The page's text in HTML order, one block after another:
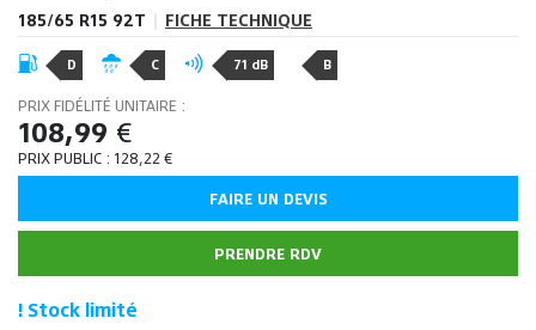
185/65 R15 92T FICHE TECHNIQUE
D C 71 dB B
PRIX FIDÉLITÉ UNITAIRE :
108,99 €
PRIX PUBLIC : 128,22€
FAIRE UN DEVIS
PRENDRE RDV
! Stock limité